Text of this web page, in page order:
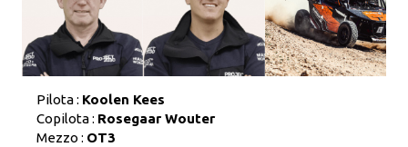
Pilota : Koolen Kees
Copilota : Rosegaar Wouter
Mezzo : OT3